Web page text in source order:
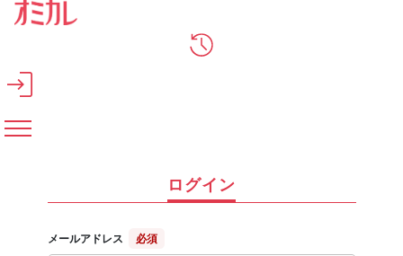
メインコンテンツへスキップ
ログイン
メールアドレス 必須